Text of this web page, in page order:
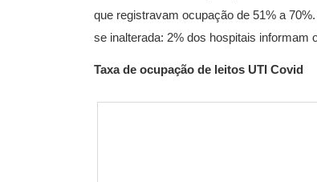
que registravam ocupação de 51% a
se inalterada: 2% dos hospitais informam
Taxa de ocupação de leitos UTI Covid